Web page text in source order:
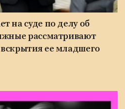
на суде по делу об
рассматривают
ее младшего